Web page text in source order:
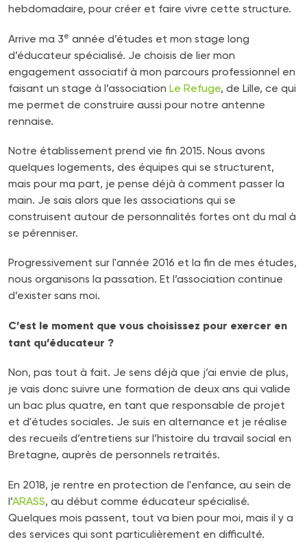
hebdomadaire, pour créer et faire vivre cette structure.
Arrive ma 3e année d’études et mon stage long
d’éducateur spécialisé. Je choisis de lier mon
engagement associatif à mon parcours professionnel en
faisant un stage à l’association Le Refuge, de Lille, ce qui
me permet de construire aussi pour notre antenne
rennaise.
Notre établissement prend vie fin 2015. Nous avons
quelques logements, des équipes qui se structurent,
mais pour ma part, je pense déjà à comment passer la
main. Je sais alors que les associations qui se
construisent autour de personnalités fortes ont du mal à
se pérenniser.
Progressivement sur l'année 2016 et la fin de mes études,
nous organisons la passation. Et l’association continue
d’exister sans moi.
C’est le moment que vous choisissez pour exercer en
tant qu’éducateur ?
Non, pas tout à fait. Je sens déjà que j’ai envie de plus,
je vais donc suivre une formation de deux ans qui valide
un bac plus quatre, en tant que responsable de projet
et d'études sociales. Je suis en alternance et je réalise
des recueils d’entretiens sur l’histoire du travail social en
Bretagne, auprès de personnels retraités.
En 2018, je rentre en protection de l'enfance, au sein de
l’ARASS, au début comme éducateur spécialisé.
Quelques mois passent, tout va bien pour moi, mais il y a
des services qui sont particulièrement en difficulté.